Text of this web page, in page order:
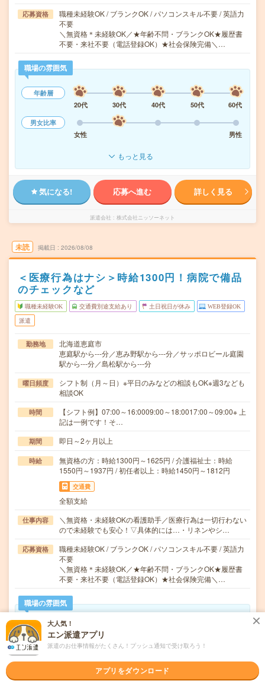
応募資格
職種未経験OK / ブランクOK / パソコンスキル不要 / 英語力
不要
＼無資格＊未経験OK／★年齢不問・ブランクOK★履歴書
不要・来社不要（電話登録OK）★社会保険完備＼…
職場の雰囲気
年齢層
20代
30代 40代 50代
60代
男女比率
女性
男性
もっと見る
気になる! 応募へ進む 詳しく見る
派遣会社 株式会社ニッソーネット
未読 掲載日 2026/08/08
＜医療行為はナシ＞時給1300円！病院で備品
のチェックなど
職種未経験OK 交通費別途支給あり 土日祝日が休み WEB登録OK
派遣
勤務地
北海道恵庭市
恵庭駅から---分／恵み野駅から---分／サッポロビール庭園
駅から---分／島松駅から---分
曜日頻度
シフト制（月～日）※平日のみなどの相談もOK※週3なども
相談OK
時間
【シフト例】07:00～16:0009:00～18:0017:00～09:00※ 上
記は一例です！そ…
期間 即日～2ヶ月以上
時給
無資格の方：時給1300円～1625円 / 介護福祉士：時給
1550円～1937円 / 初任者以上：時給1450円～1812円
交通費
全額支給
仕事内容
＼無資格・未経験OKの看護助手／医療行為は一切行わない
ので未経験でも安心！▽具体的には…・リネンやシ…
応募資格
職種未経験OK / ブランクOK / パソコンスキル不要 / 英語力
不要
＼無資格＊未経験OK／★年齢不問・ブランクOK★履歴書
不要・来社不要（電話登録OK）★社会保険完備＼…
職場の雰囲気
年齢層
20代
男女比率
大人気！
エン派遣アプリ
派遣のお仕事情報がたくさん！プッシュ通知で受け取ろう！
アプリをダウンロード